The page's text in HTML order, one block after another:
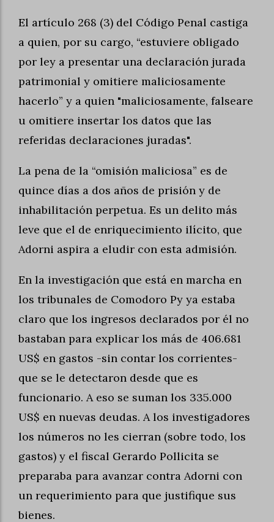
El artículo 268 (3) del Código Penal castiga
a quien, por su cargo, “estuviere obligado
por ley a presentar una declaración jurada
patrimonial y omitiere maliciosamente
hacerlo” y a quien "maliciosamente, falseare
u omitiere insertar los datos que las
referidas declaraciones juradas".
La pena de la “omisión maliciosa” es de
quince días a dos años de prisión y de
inhabilitación perpetua. Es un delito más
leve que el de enriquecimiento ilícito, que
Adorni aspira a eludir con esta admisión.
En la investigación que está en marcha en
los tribunales de Comodoro Py ya estaba
claro que los ingresos declarados por él no
bastaban para explicar los más de 406.681
US$ en gastos -sin contar los corrientes-
que se le detectaron desde que es
funcionario. A eso se suman los 335.000
US$ en nuevas deudas. A los investigadores
los números no les cierran (sobre todo, los
gastos) y el fiscal Gerardo Pollicita se
preparaba para avanzar contra Adorni con
un requerimiento para que justifique sus
bienes.